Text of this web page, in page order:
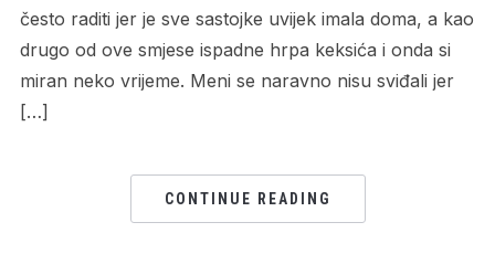
često raditi jer je sve sastojke uvijek imala doma, a kao
drugo od ove smjese ispadne hrpa keksića i onda si
miran neko vrijeme. Meni se naravno nisu sviđali jer
[…]
CONTINUE READING